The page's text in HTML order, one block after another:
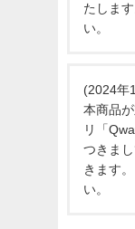
たしま
い。
(2024年
本商品
リ「
つきま
きます
い。